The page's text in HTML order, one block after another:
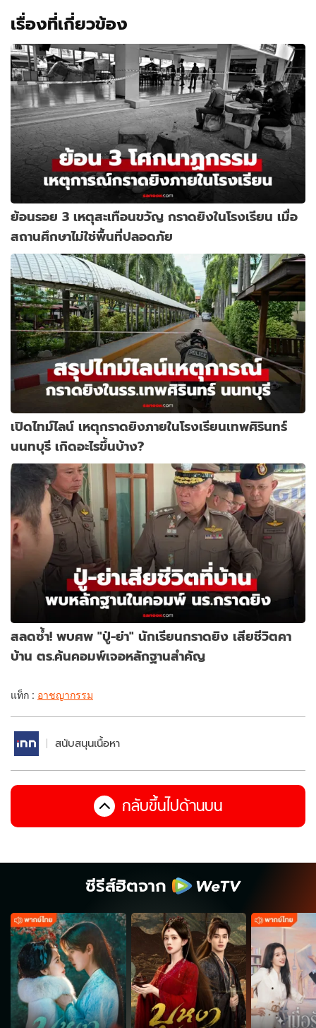
เรื่องที่เกี่ยวข้อง
ย้อนรอย 3 เหตุสะเทือนขวัญ กราดยิงในโรงเรียน เมื่อ
สถานศึกษาไม่ใช่พื้นที่ปลอดภัย
เปิดไทม์ไลน์ เหตุกราดยิงภายในโรงเรียนเทพศิรินทร์
นนทบุรี เกิดอะไรขึ้นบ้าง?
สลดซ้ำ! พบศพ "ปู่-ย่า" นักเรียนกราดยิง เสียชีวิตคา
บ้าน ตร.ค้นคอมพ์เจอหลักฐานสำคัญ
แท็ก : อาชญากรรม
สนับสนุนเนื้อหา
กลับขึ้นไปด้านบน
ซีรีส์ฮิตจาก